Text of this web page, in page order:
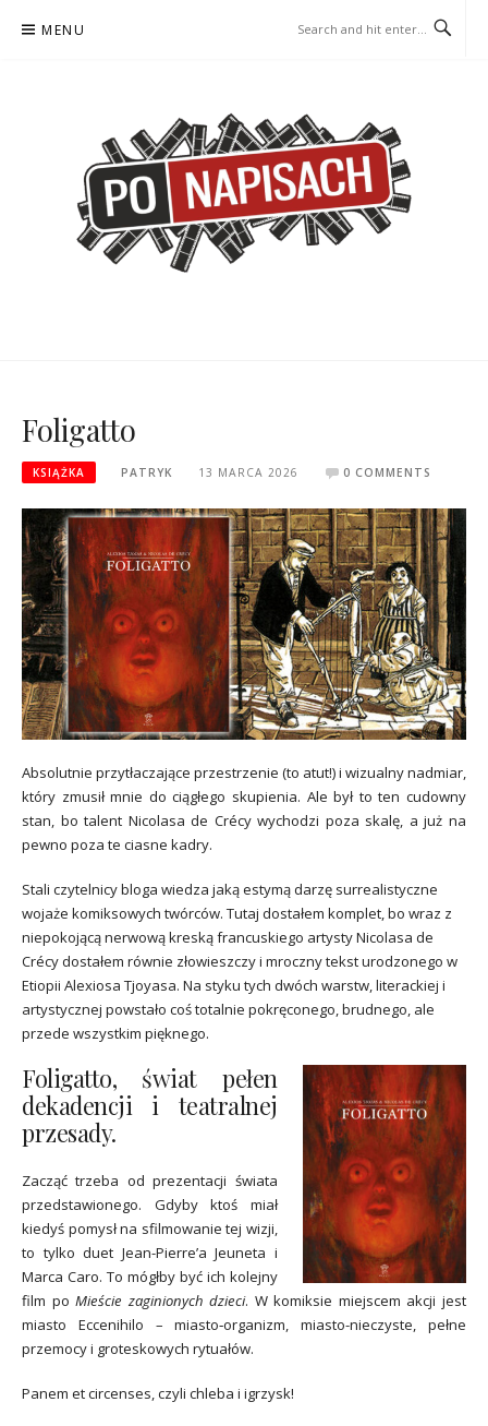
MENU
Foligatto
KSIĄŻKA PATRYK 13 MARCA 2026 0 COMMENTS
Absolutnie przytłaczające przestrzenie (to atut!) i wizualny nadmiar,
który zmusił mnie do ciągłego skupienia. Ale był to ten cudowny
stan, bo talent Nicolasa de Crécy wychodzi poza skalę, a już na
pewno poza te ciasne kadry.
Stali czytelnicy bloga wiedza jaką estymą darzę surrealistyczne
wojaże komiksowych twórców. Tutaj dostałem komplet, bo wraz z
niepokojącą nerwową kreską francuskiego artysty Nicolasa de
Crécy dostałem równie złowieszczy i mroczny tekst urodzonego w
Etiopii Alexiosa Tjoyasa. Na styku tych dwóch warstw, literackiej i
artystycznej powstało coś totalnie pokręconego, brudnego, ale
przede wszystkim pięknego.
Foligatto, świat pełen
dekadencji i teatralnej
przesady.
Zacząć trzeba od prezentacji świata
przedstawionego. Gdyby ktoś miał
kiedyś pomysł na sfilmowanie tej wizji,
to tylko duet Jean-Pierre’a Jeuneta i
Marca Caro. To mógłby być ich kolejny
film poMieście zaginionych dzieci. W komiksie miejscem akcji jest
miasto Eccenihilo – miasto‑organizm, miasto-nieczyste, pełne
przemocy i groteskowych rytuałów.
Panem et circenses, czyli chleba i igrzysk!